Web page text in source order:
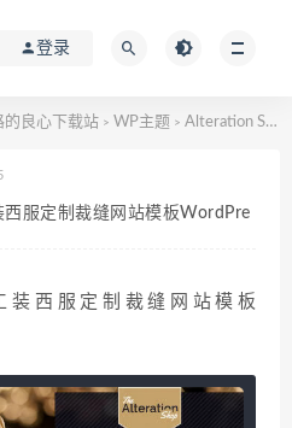
登录
的良心下载站 > WP主题 > Alteration Shop – 专业工装西服定制裁缝网站模板WordPress模板 – v1.5
服定制裁缝网站模板WordPre
装西服定制裁缝网站模板